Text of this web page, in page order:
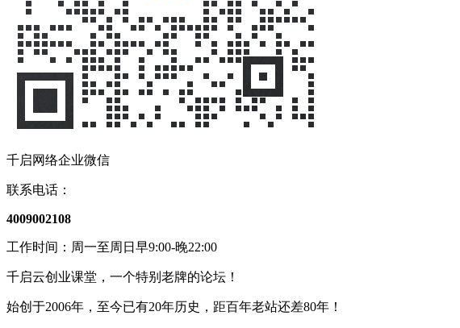
千启网络企业微信
联系电话：
4009002108
工作时间：周一至周日早9:00-晚22:00
千启云创业课堂，一个特别老牌的论坛！
始创于2006年，至今已有20年历史，距百年老站还差80年！